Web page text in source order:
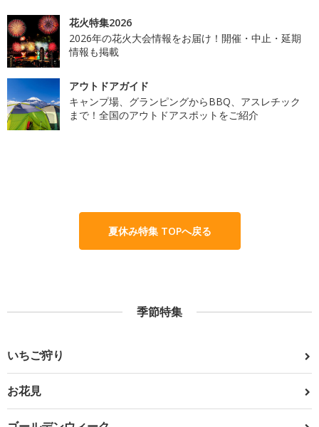
花火特集2026
2026年の花火大会情報をお届け！開催・中止・延期
情報も掲載
アウトドアガイド
キャンプ場、グランピングからBBQ、アスレチック
まで！全国のアウトドアスポットをご紹介
夏休み特集 TOPへ戻る
季節特集
いちご狩り
お花見